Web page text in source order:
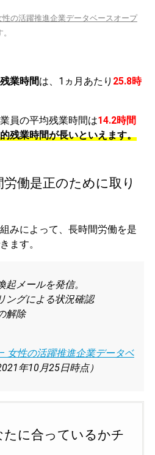
性の活躍推進企業データベースオープ
業時間は、1ヵ月あたり 25.8時
員の平均残業時間は14.2時間
残業時間が長いといえます。
働是正のために取り
みによって、長時間労働を是
ます。
メールを発信。
ングによる状況確認
解除
女性の活躍推進企業データベ
年10月25日時点）
たに合っているかチ